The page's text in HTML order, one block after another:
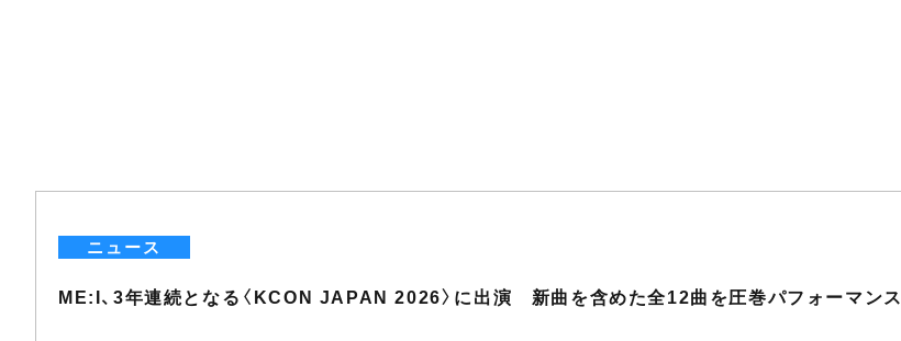
ニュース
ME:I、3年連続となる〈KCON JAPAN 2026〉に出演 新曲を含めた全12曲を圧巻パフォーマンス